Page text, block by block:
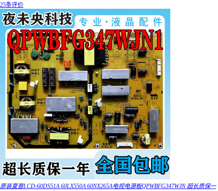
25条评价
原装夏普LCD-60DS51A 60LX550A 60NX265A电视电源板QPWBFG347WJN 超长质保一